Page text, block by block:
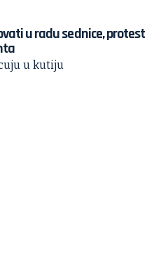
u radu sednice, protest